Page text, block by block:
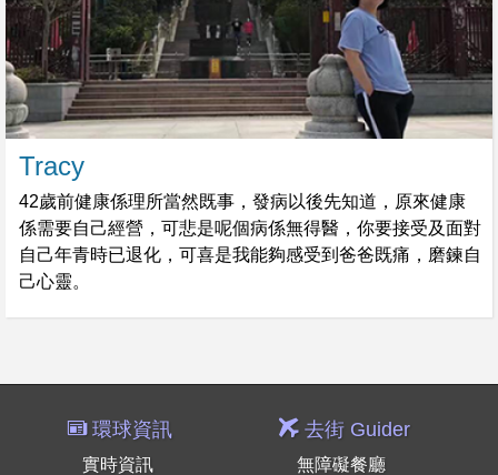
Tracy
42歲前健康係理所當然既事，發病以後先知道，原來健康
係需要自己經營，可悲是呢個病係無得醫，你要接受及面對
自己年青時已退化，可喜是我能夠感受到爸爸既痛，磨鍊自
己心靈。
環球資訊
實時資訊
去街 Guider
無障礙餐廳